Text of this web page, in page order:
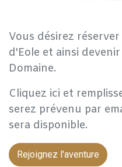
Vous désirez
d'Eole et ainsi
Domaine.
Cliquez ici et
serez prévenu par
sera disponible.
Rejoignez l'aventure